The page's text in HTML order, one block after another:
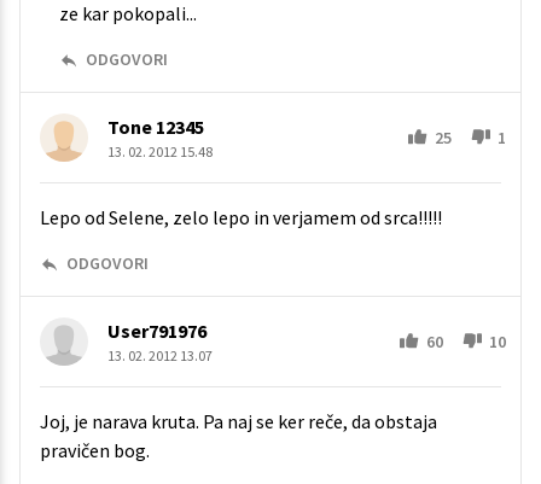
ze kar pokopali...
ODGOVORI
Tone 12345
13. 02. 2012 15.48
25 1
Lepo od Selene, zelo lepo in verjamem od srca!!!!!
ODGOVORI
User791976
13. 02. 2012 13.07
60 10
Joj, je narava kruta. Pa naj se ker reče, da obstaja
pravičen bog.